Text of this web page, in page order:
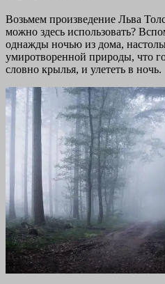
Возьмем произведение Льва
можно здесь использовать?
однажды ночью из дома,
умиротворенной природы, что
словно крылья, и улететь в ночь.